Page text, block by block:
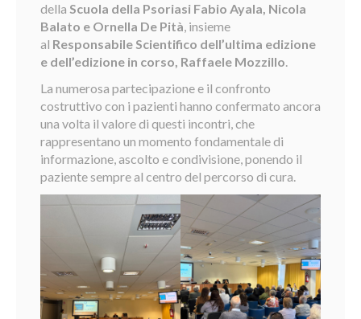
della Scuola della Psoriasi Fabio Ayala, Nicola
Balato e Ornella De Pità, insieme
al Responsabile Scientifico dell’ultima edizione
e dell’edizione in corso, Raffaele Mozzillo.
La numerosa partecipazione e il confronto
costruttivo con i pazienti hanno confermato ancora
una volta il valore di questi incontri, che
rappresentano un momento fondamentale di
informazione, ascolto e condivisione, ponendo il
paziente sempre al centro del percorso di cura.